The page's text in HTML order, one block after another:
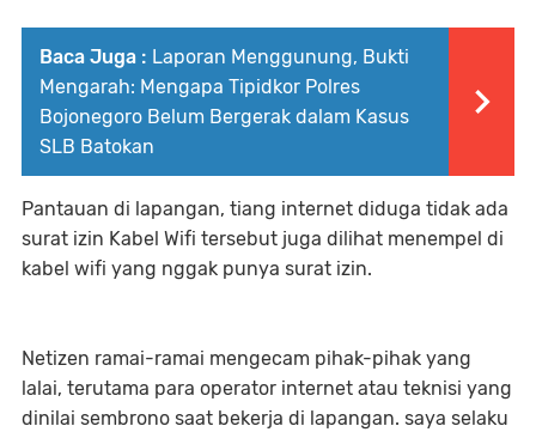
Baca Juga : Laporan Menggunung, Bukti
Mengarah: Mengapa Tipidkor Polres
Bojonegoro Belum Bergerak dalam Kasus
SLB Batokan
Pantauan di lapangan, tiang internet diduga tidak ada
surat izin Kabel Wifi tersebut juga dilihat menempel di
kabel wifi yang nggak punya surat izin.
Netizen ramai-ramai mengecam pihak-pihak yang
lalai, terutama para operator internet atau teknisi yang
dinilai sembrono saat bekerja di lapangan. saya selaku